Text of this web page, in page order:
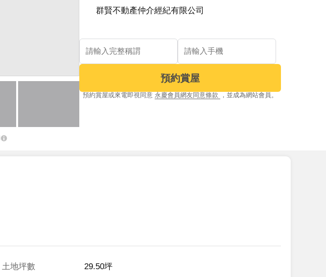
群賢不動產仲介經紀有限公司
預約賞屋
預約賞屋或來電即視同意 永慶會員網友同意條款 ，並成為網站會員。
土地坪數
29.50坪